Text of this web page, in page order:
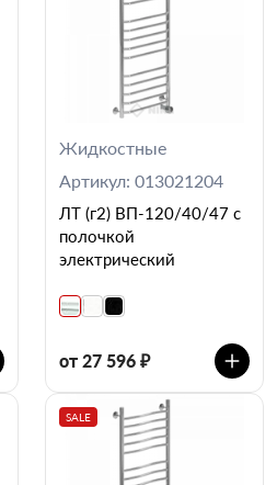
Жидкостные
Артикул: 013021204
ЛТ (г2) ВП-120/40/47 с
полочкой
электрический
от 27 596 ₽
SALE